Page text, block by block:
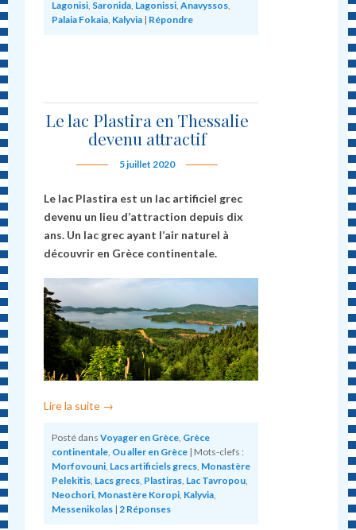
Lagonisi, Saronida, Lagonissi,Anavyssos,
Palaia Fokaia, Kalyvia | Répondre
Le lac Plastira en Thessalie
devenu attractif
5 juillet 2020
Le lac Plastira est un lac artificiel grec
devenu un lieu d’attraction depuis dix
ans. Un lac grec ayant l’air naturel à
découvrir en Grèce continentale.
Lire la suite →
Posté dans Voyager en Grèce, Grèce
continentale, Ou aller en Grèce | Mots-clefs :
Morfovouni, Lacs artificiels grecs, Monastère
Pelekitis, Lacs grecs, Plastiras, Lac Tavropou,
Neochori, Monastère Koropi, Kalyvia,
Messenikolas |2 Réponses